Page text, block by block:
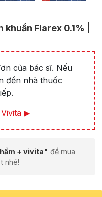
Flarex 0.1% |
của bác sĩ. Nếu
đến nhà thuốc
▶
+ vivita" để mua
nhé!